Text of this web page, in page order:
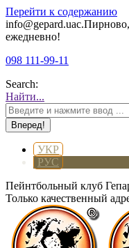
Перейти к содержанию
info@gepard.ua
ежедневно!
098 111-99-11
Search:
Найти...
УКР
РУС
Пейнтбольный клуб
Только качественный